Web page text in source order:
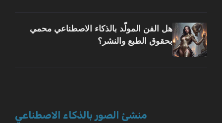
هل الفن المولّد بالذكاء الاصطناعي محمي
بحقوق الطبع والنشر؟
منشئ الصور بالذكاء الاصطناعي